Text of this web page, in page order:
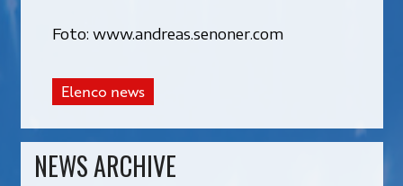
Foto: www.andreas.senoner.com
Elenco news
NEWS ARCHIVE